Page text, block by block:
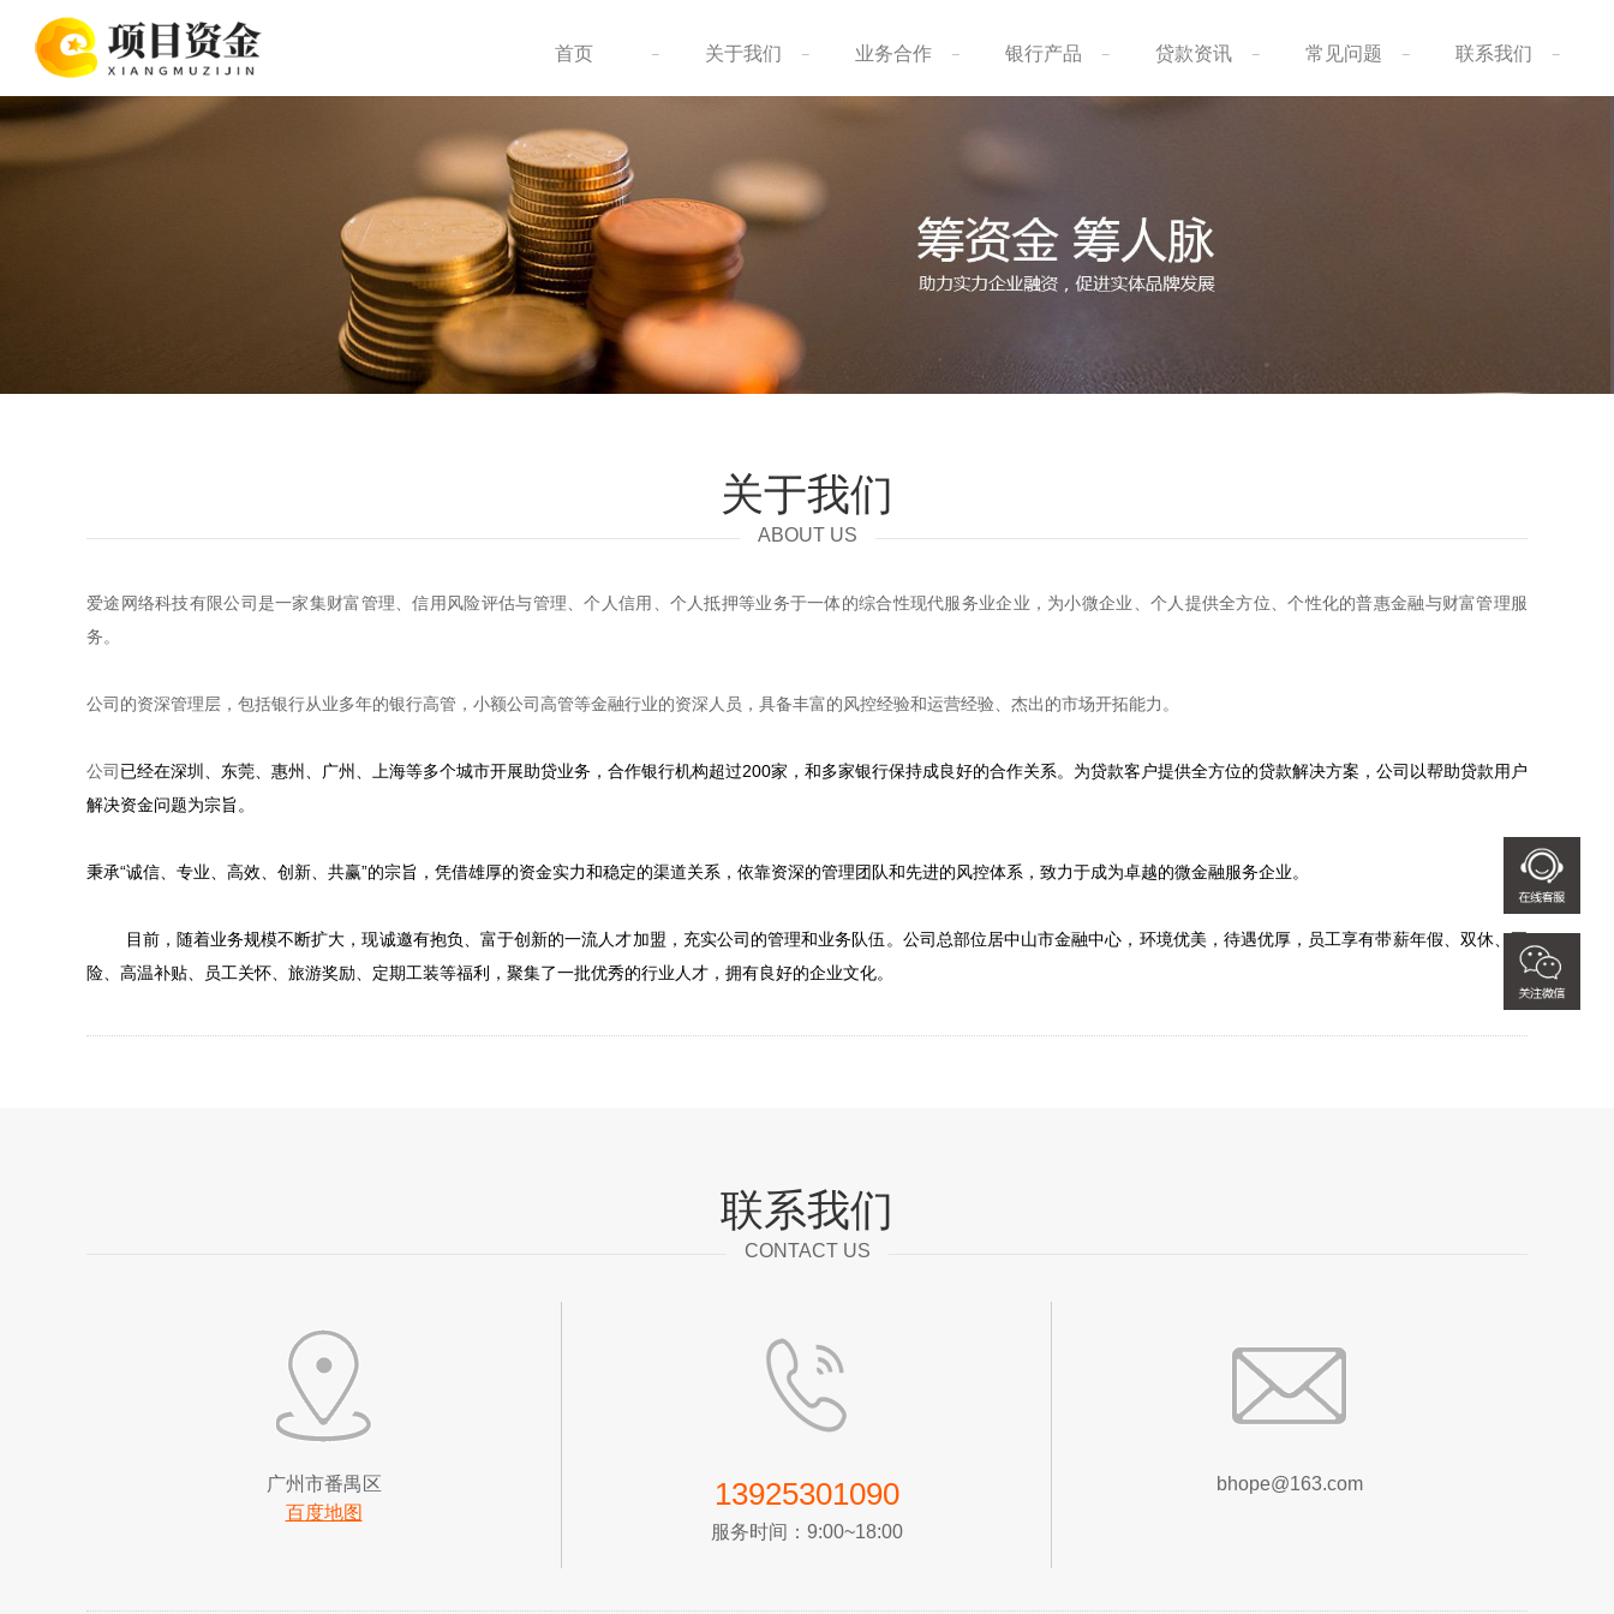
阳泉贷款攻略
阳泉公积金贷款
阳泉重组优化服务
首页 关于我们 业务合作 银行产品 贷款资讯 常见问题 联系我们
关于我们
ABOUT US
爱途网络科技有限公司是一家集财富管理、信用风险评估与管理、个人信用、个人抵押等业务于一体的综合性现代服务业企业，为小微企业、个人提供全方位、个性化的普惠金融与财富管理服
务。
公司的资深管理层，包括银行从业多年的银行高管，小额公司高管等金融行业的资深人员，具备丰富的风控经验和运营经验、杰出的市场开拓能力。
公司 已经在深圳、东莞、惠州、广州、上海等多个城市开展助贷业务，合作银行机构超过200家，和多家银行保持成良好的合作关系。为贷款客户提供全方位的贷款解决方案，公司以帮助贷款用户
解决资金问题为宗旨。
秉承“诚信、专业、高效、创新、共赢”的宗旨，凭借雄厚的资金实力和稳定的渠道关系，依靠资深的管理团队和先进的风控体系，致力于成为卓越的微金融服务企业。
目前，随着业务规模不断扩大，现诚邀有抱负、富于创新的一流人才加盟，充实公司的管理和业务队伍。公司总部位居中山市金融中心，环境优美，待遇优厚，员工享有带薪年假、双休、五
险、高温补贴、员工关怀、旅游奖励、定期工装等福利，聚集了一批优秀的行业人才，拥有良好的企业文化。
联系我们
CONTACT US
广州市番禺区
百度地图
13925301090
服务时间：9:00~18:00
bhope@163.com